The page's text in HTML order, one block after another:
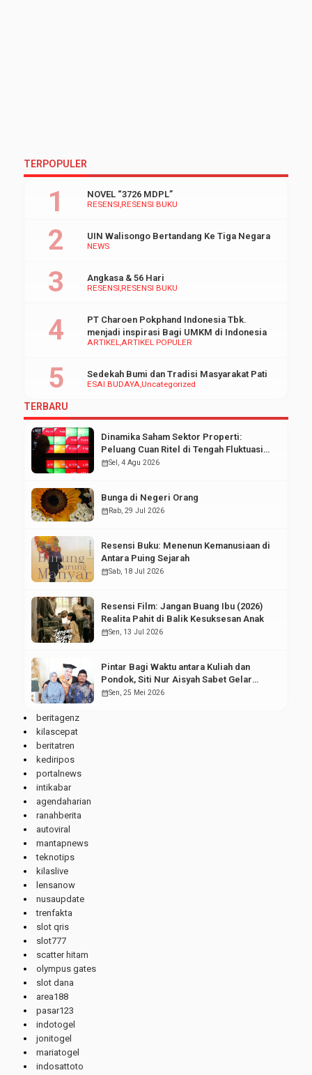
TERPOPULER
RESENSI RESENSI BUKU
NOVEL “3726 MDPL”
NEWS
UIN Walisongo Bertandang Ke Tiga Negara
RESENSI RESENSI BUKU
Angkasa & 56 Hari
ARTIKELARTIKEL POPULER
PT Charoen Pokphand Indonesia Tbk.
menjadi inspirasi Bagi UMKM di Indonesia
ESAI BUDAYAUncategorized
Sedekah Bumi dan Tradisi Masyarakat Pati
TERBARU
Dinamika Saham Sektor Properti:
Peluang Cuan Ritel di Tengah Fluktuasi
Pasar Modal
calendar_monthSel, 4 Agu 2026
Bunga di Negeri Orang
calendar_month Rab, 29 Jul 2026
Resensi Buku: Menenun Kemanusiaan di
Antara Puing Sejarah
calendar_monthSab, 18 Jul 2026
Resensi Film: Jangan Buang Ibu (2026)
Realita Pahit di Balik Kesuksesan Anak
calendar_monthSen, 13 Jul 2026
Pintar Bagi Waktu antara Kuliah dan
Pondok, Siti Nur Aisyah Sabet Gelar
Wisudawan Terbaik
calendar_monthSen, 25 Mei 2026
beritagenz
kilascepat
beritatren
kediripos
portalnews
intikabar
agendaharian
ranahberita
autoviral
mantapnews
teknotips
kilaslive
lensanow
nusaupdate
trenfakta
slot qris
slot777
scatter hitam
olympus gates
slot dana
area188
pasar123
indotogel
jonitogel
mariatogel
indosattoto